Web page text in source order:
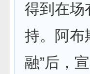
得到在场
持。阿布
融”后，